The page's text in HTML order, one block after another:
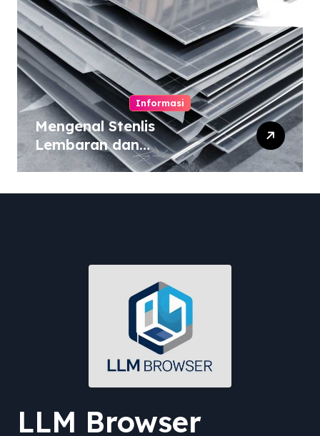
Informasi
Mengenal Stenlis
Lembaran dan
Komposisinya
LLM Browser